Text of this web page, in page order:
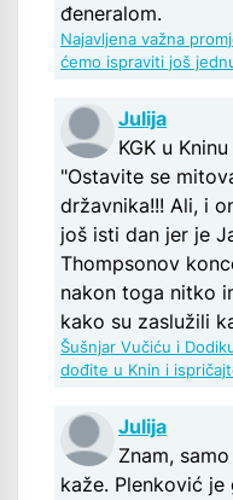
đeneralom.
Najavljena važna
ćemo ispraviti još
Julija
KGK u
"Ostavite se
državnika!!! Ali, i
još isti dan jer je
Thompsonov
nakon toga nitko
kako su zaslužili
Šušnjar Vučiću i
dođite u Knin i
Julija
Znam,
kaže. Plenković je